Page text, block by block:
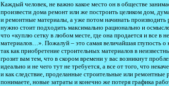
Каждый человек, не важно какое место он в обществе
произвести дома ремонт или же построить целиком дом,
и ремонтные материалы, а уже потом начинать
нужно стоит подходить максимально рационально и
что «куплю сетку в любом месте, где она продается и все в
материалов…». Пожалуй – это самая величайшая глупость
так как приобретение строительных материалов в
грозит вам тем, что в скором времени у вас возникнут
идеально и не чего тут не требуется, а все от того, что
и как следствие, проделанные строительные или
понимаете, новые затраты и конечно же потеря графика